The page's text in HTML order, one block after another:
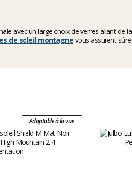
avec un large choix de verres allant de la
de soleil montagne vous assurent
Adaptable à la vue